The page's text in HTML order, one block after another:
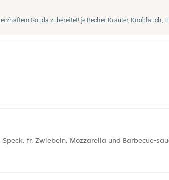
Gouda zubereitet! je Becher Kräuter, Knoblauch,
fr. Zwiebeln, Mozzarella und Barbecue-